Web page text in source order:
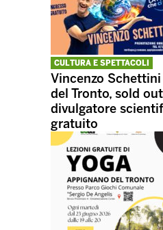
CULTURA E SPETTACOLI
Vincenzo
del Tronto, sold
divulgatore
gratuito